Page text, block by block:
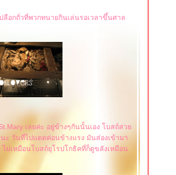
อกถั่วที่พวกทนายกินเล่นรอเวลาขึ้นศาล
เลยค่ะ อยู่ข้างๆกันนั้นเอง โบสถ์สว
ะ วันที่ไปแดดค่อนข้างแรง มันส่องเข้ามา
ม่เหมือนโบสถ์ยุโรปโกธิคที่ก็ดูขลังเหมือน